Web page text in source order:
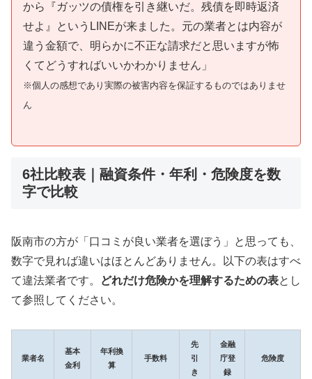
から『ガッツの債権を引き継いだ。残債を即時返済
せよ』というLINEが来ました。元の業者とは内容が
違う金額で、明らかに不正な請求だと思いますが怖
くてどうすればいいかわかりません」
※個人の感想であり実際の被害内容を保証するものではありませ
ん
6社比較表｜融資条件・年利・危険度を数
字で比較
阪南市の方が「口コミが良い業者を選ぼう」と思っても、
数字で見れば違いはほとんどありません。以下の表はすべ
て違法業者です。
どれだけ危険かを理解するための表とし
て参照してください。
業者名
基本
金利
年利換
算
手数料
先
引
き
金融
庁登
録
危険度